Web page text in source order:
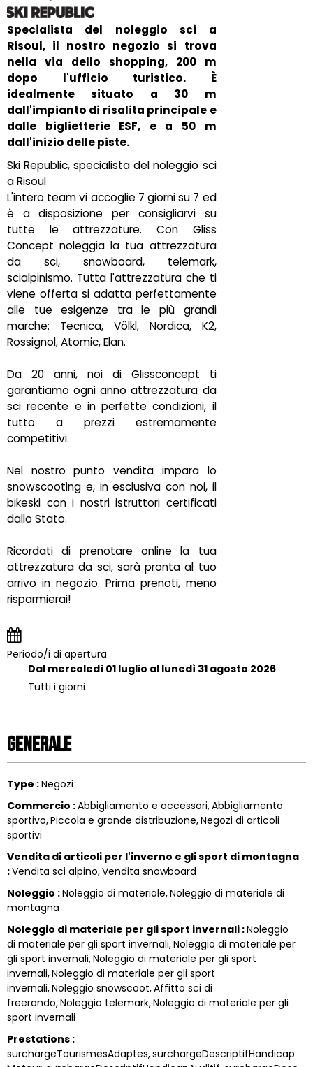
Specialista del noleggio sci a
Risoul, il nostro negozio si trova
nella via dello shopping, 200 m
dopo l'ufficio turistico. È
idealmente situato a 30 m
dall'impianto di risalita principale e
dalle biglietterie ESF, e a 50 m
dall'inizio delle piste.
Ski Republic, specialista del noleggio sci
a Risoul
L'intero team vi accoglie 7 giorni su 7 ed
è a disposizione per consigliarvi su
tutte le attrezzature. Con Gliss
Concept noleggia la tua attrezzatura
da sci, snowboard, telemark,
scialpinismo. Tutta l'attrezzatura che ti
viene offerta si adatta perfettamente
alle tue esigenze tra le più grandi
marche: Tecnica, Völkl, Nordica, K2,
Rossignol, Atomic, Elan.
Da 20 anni, noi di Glissconcept ti
garantiamo ogni anno attrezzatura da
sci recente e in perfette condizioni, il
tutto a prezzi estremamente
competitivi.
Nel nostro punto vendita impara lo
snowscooting e, in esclusiva con noi, il
bikeski con i nostri istruttori certificati
dallo Stato.
Ricordati di prenotare online la tua
attrezzatura da sci, sarà pronta al tuo
arrivo in negozio. Prima prenoti, meno
risparmierai!
Periodo/i di apertura
Dal mercoledì 01 luglio al lunedì 31 agosto 2026
Tutti i giorni
Generale
Type :Negozi
Commercio :Abbigliamento e accessori Abbigliamento
sportivo Piccola e grande distribuzione Negozi di articoli
sportivi
Vendita di articoli per l'inverno e gli sport di montagna
:Vendita sci alpino Vendita snowboard
Noleggio :Noleggio di materiale Noleggio di materiale di
montagna
Noleggio di materiale per gli sport invernali :Noleggio
di materiale per gli sport invernali Noleggio di materiale per
gli sport invernali Noleggio di materiale per gli sport
invernali Noleggio di materiale per gli sport
invernali Noleggio snowscoot Affitto sci di
freerando Noleggio telemark Noleggio di materiale per gli
sport invernali
Prestations :
surchargeTourismesAdaptes surchargeDescriptifHandicap